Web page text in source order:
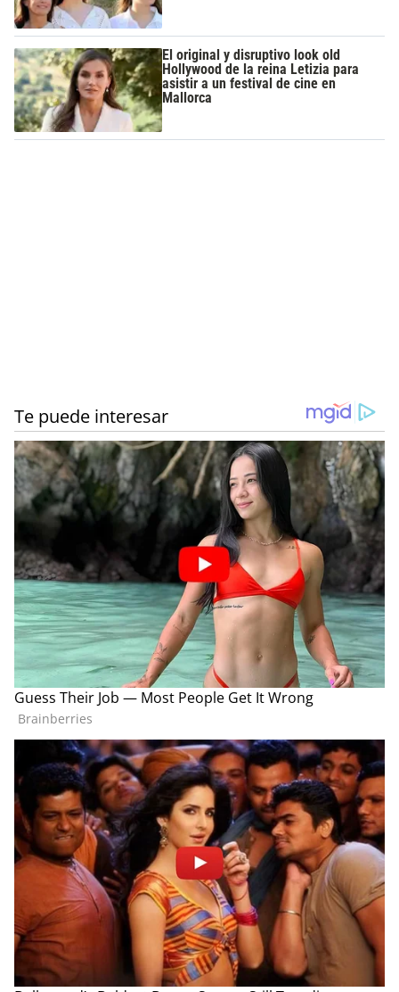
El original y disruptivo look old
Hollywood de la reina Letizia para
asistir a un festival de cine en
Mallorca